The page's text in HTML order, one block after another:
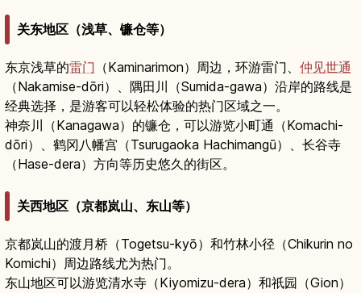
关东地区（浅草、镰仓等）
东京浅草的雷门 （Kaminarimon）周边，环游雷门、 仲见世通
（Nakamise-dōri）、隅田川（Sumida-gawa）沿岸的路线是
经典选择，是游客可以轻松体验的热门区域之一。
神奈川（Kanagawa）的镰仓，可以游览小町通（Komachi-
dōri）、鹤冈八幡宫（Tsurugaoka Hachimangū）、长谷寺
（Hase-dera）方向等历史悠久的街区。
关西地区（京都岚山、东山等）
京都岚山的渡月桥（Togetsu-kyō）和竹林小径（Chikurin no
Komichi）周边路线尤为热门。
东山地区可以游览清水寺（Kiyomizu-dera）和祇园（Gion）